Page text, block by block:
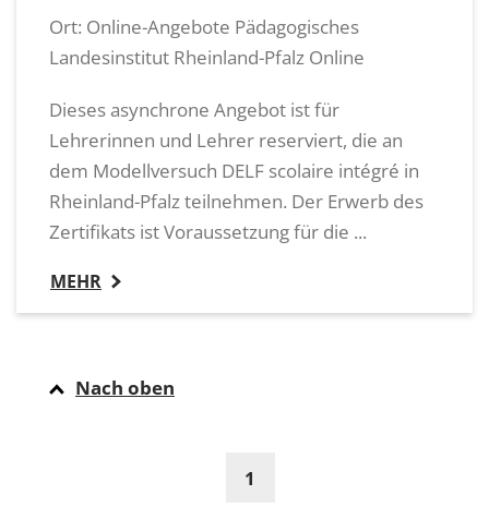
Ort: Online-Angebote Pädagogisches
Landesinstitut Rheinland-Pfalz Online
Dieses asynchrone Angebot ist für
Lehrerinnen und Lehrer reserviert, die an
dem Modellversuch DELF scolaire intégré in
Rheinland-Pfalz teilnehmen. Der Erwerb des
Zertifikats ist Voraussetzung für die ...
MEHR
Nach oben
1